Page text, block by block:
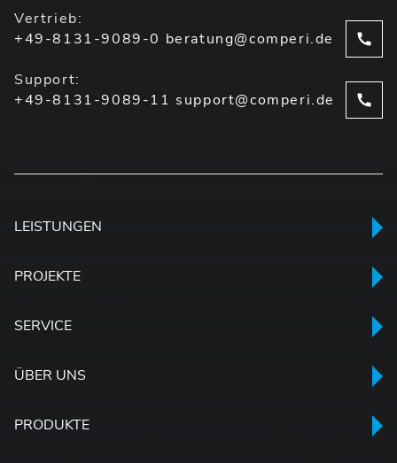
Vertrieb:
+49-8131-9089-0 beratung@comperi.de
Support:
+49-8131-9089-11 support@comperi.de
LEISTUNGEN
PROJEKTE
SERVICE
ÜBER UNS
PRODUKTE